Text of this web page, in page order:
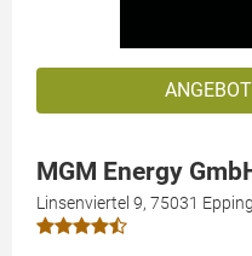
MGM Energy
Linsenviertel 9, 75031